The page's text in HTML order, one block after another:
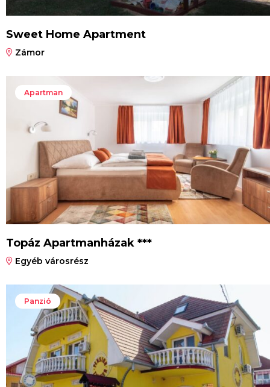
Sweet Home Apartment
Zámor
Apartman
Topáz Apartmanházak ***
Egyéb városrész
Panzió